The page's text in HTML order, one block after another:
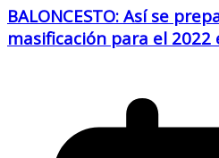
BALONCESTO: Así se
masificación para el